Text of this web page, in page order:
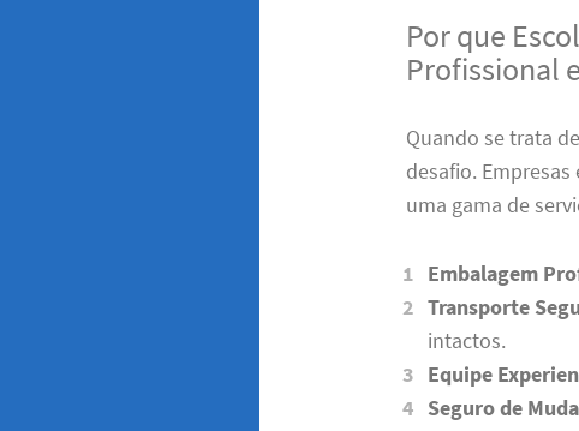
Por que
Profissional
Quando se trata
desafio.
uma gama de
Embalagem
Transporte
intactos.
Equipe
Seguro de